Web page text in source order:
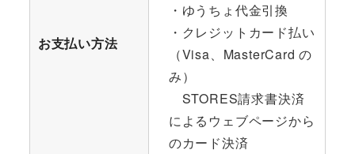
お支払い方法
・ゆうちょ代金引換
・クレジットカード払い
（Visa、MasterCard の
み）
STORES請求書決済
によるウェブページから
のカード決済